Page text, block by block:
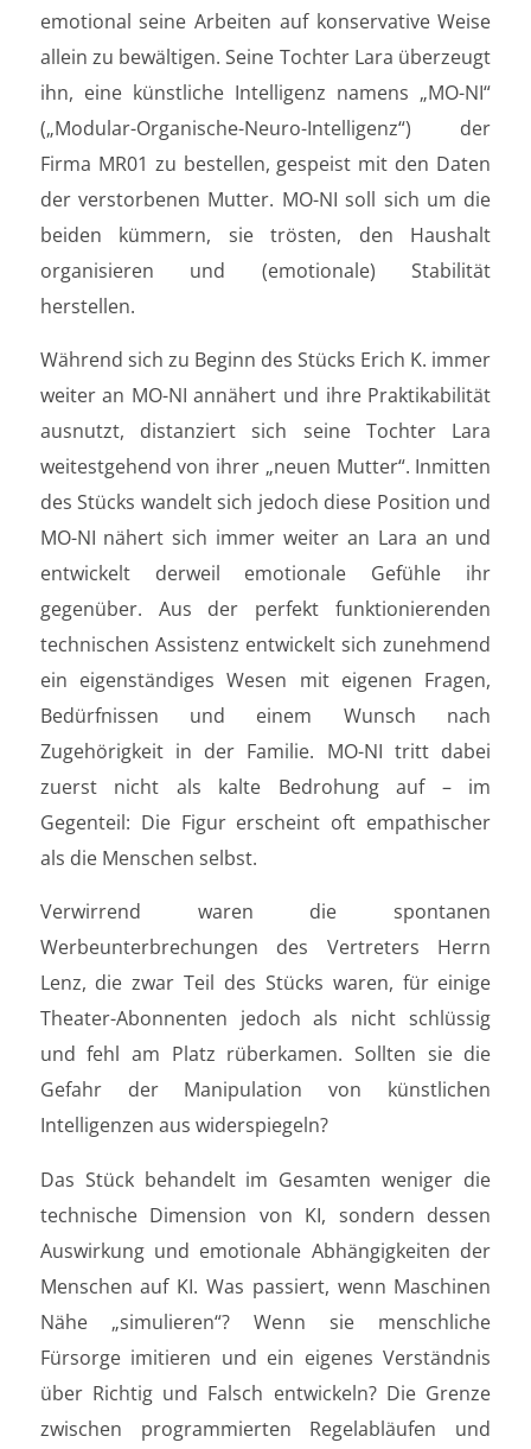
emotional seine Arbeiten auf konservative Weise
allein zu bewältigen. Seine Tochter Lara überzeugt
ihn, eine künstliche Intelligenz namens „MO-NI“
(„Modular-Organische-Neuro-Intelligenz“) der
Firma MR01 zu bestellen, gespeist mit den Daten
der verstorbenen Mutter. MO-NI soll sich um die
beiden kümmern, sie trösten, den Haushalt
organisieren und (emotionale) Stabilität
herstellen.
Während sich zu Beginn des Stücks Erich K. immer
weiter an MO-NI annähert und ihre Praktikabilität
ausnutzt, distanziert sich seine Tochter Lara
weitestgehend von ihrer „neuen Mutter“. Inmitten
des Stücks wandelt sich jedoch diese Position und
MO-NI nähert sich immer weiter an Lara an und
entwickelt derweil emotionale Gefühle ihr
gegenüber. Aus der perfekt funktionierenden
technischen Assistenz entwickelt sich zunehmend
ein eigenständiges Wesen mit eigenen Fragen,
Bedürfnissen und einem Wunsch nach
Zugehörigkeit in der Familie. MO-NI tritt dabei
zuerst nicht als kalte Bedrohung auf – im
Gegenteil: Die Figur erscheint oft empathischer
als die Menschen selbst.
Verwirrend waren die spontanen
Werbeunterbrechungen des Vertreters Herrn
Lenz, die zwar Teil des Stücks waren, für einige
Theater-Abonnenten jedoch als nicht schlüssig
und fehl am Platz rüberkamen. Sollten sie die
Gefahr der Manipulation von künstlichen
Intelligenzen aus widerspiegeln?
Das Stück behandelt im Gesamten weniger die
technische Dimension von KI, sondern dessen
Auswirkung und emotionale Abhängigkeiten der
Menschen auf KI. Was passiert, wenn Maschinen
Nähe „simulieren“? Wenn sie menschliche
Fürsorge imitieren und ein eigenes Verständnis
über Richtig und Falsch entwickeln? Die Grenze
zwischen programmierten Regelabläufen und